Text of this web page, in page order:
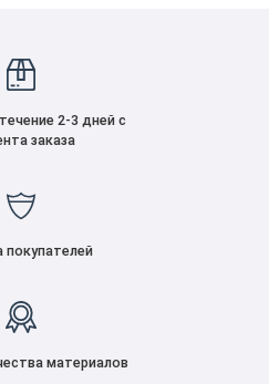
2-3 дней с
заказа
материалов